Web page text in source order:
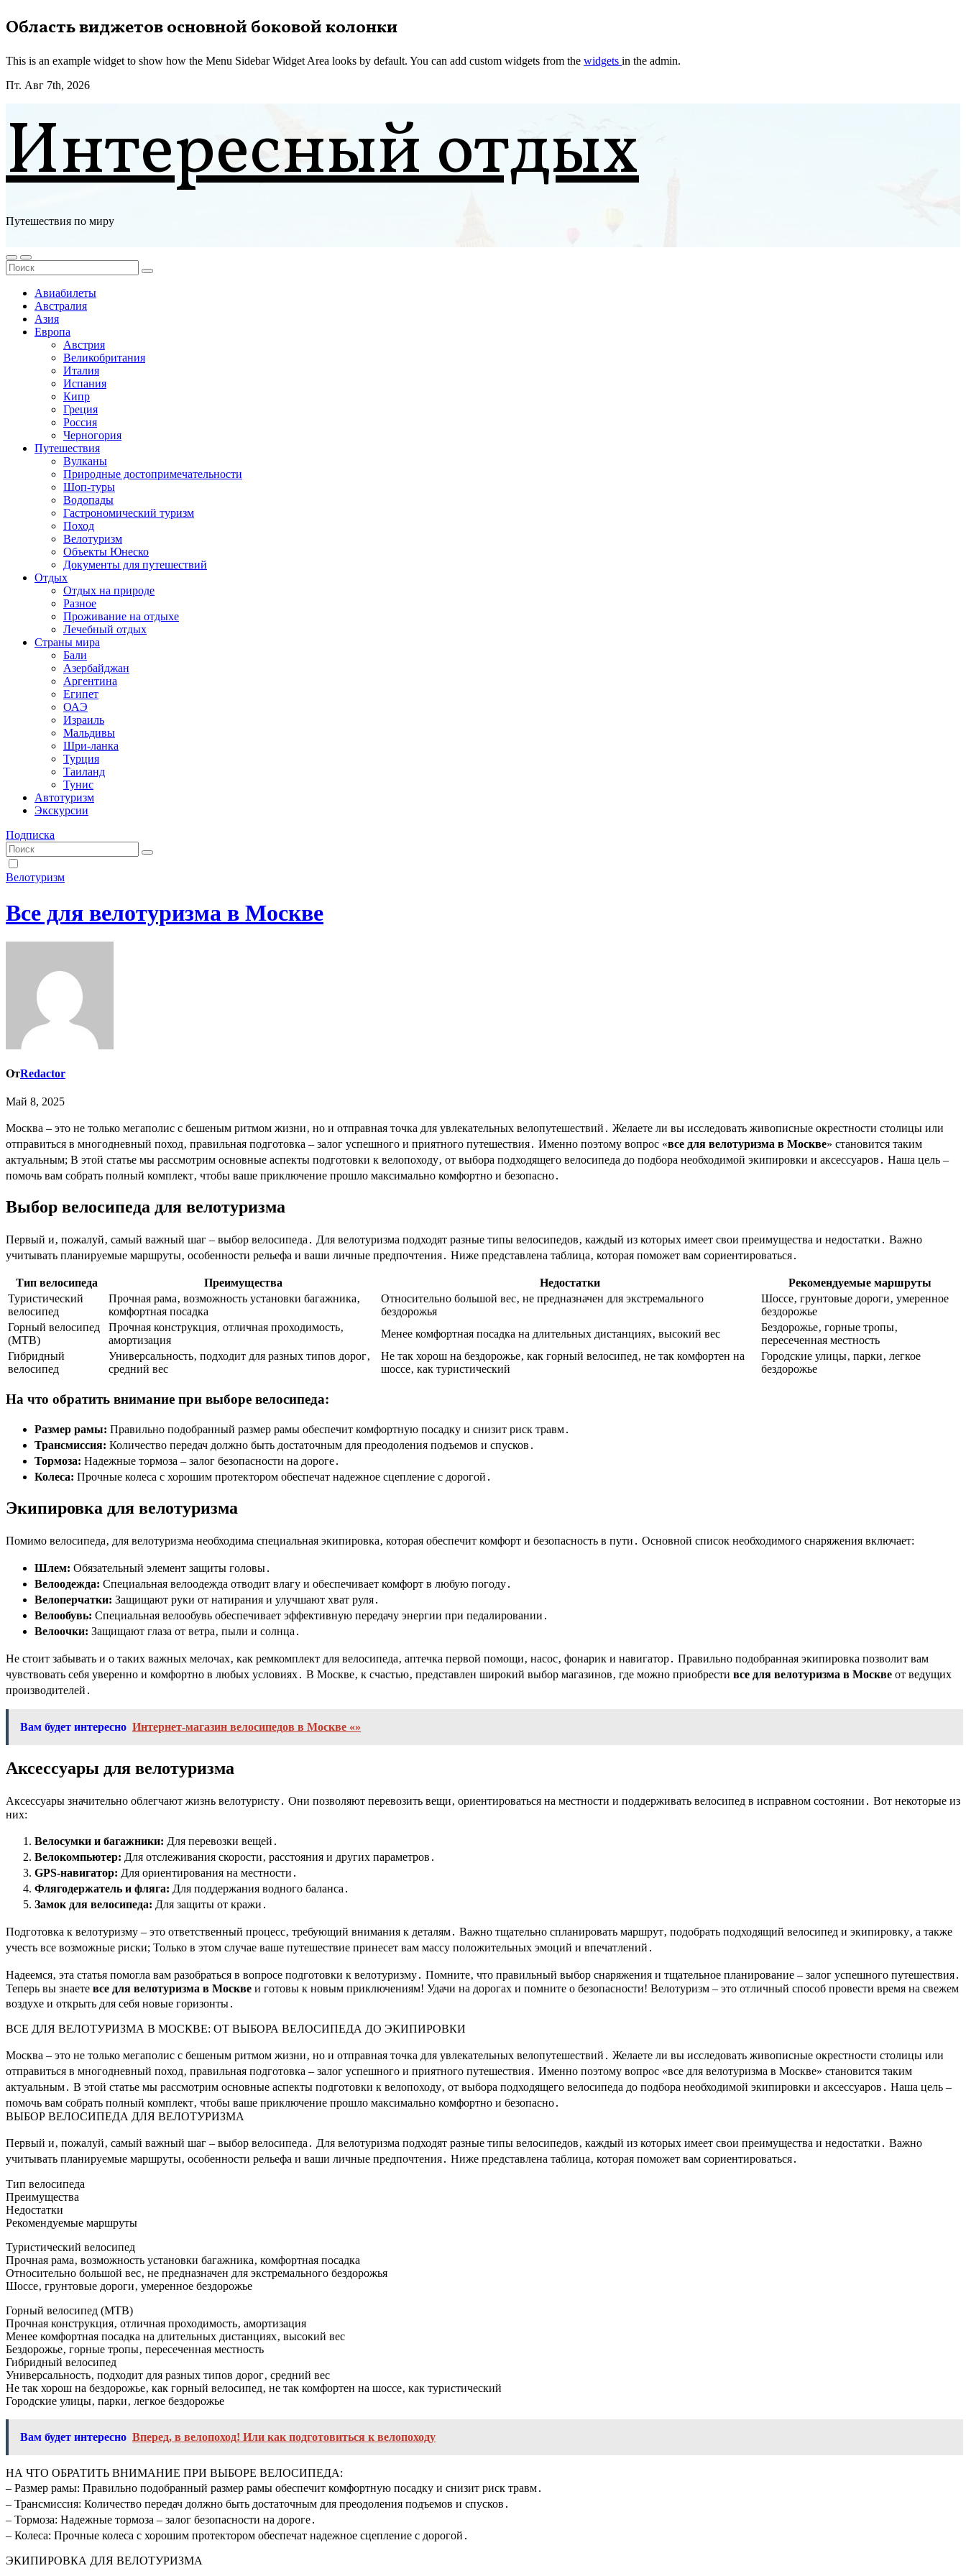
Перейти
к
Область виджетов основной боковой колонки
This is an example widget to show how the Menu Sidebar Widget Area looks by default. You can add custom widgets from the widgets in the admin.
Пт. Авг 7th, 2026
Интересный отдых
Путешествия по миру
Авиабилеты
Австралия
Азия
Европа
Австрия
Великобритания
Италия
Испания
Кипр
Греция
Россия
Черногория
Путешествия
Вулканы
Природные достопримечательности
Шоп-туры
Водопады
Гастрономический туризм
Поход
Велотуризм
Объекты Юнеско
Документы для путешествий
Отдых
Отдых на природе
Разное
Проживание на отдыхе
Лечебный отдых
Страны мира
Бали
Азербайджан
Аргентина
Египет
ОАЭ
Израиль
Мальдивы
Шри-ланка
Турция
Таиланд
Тунис
Автотуризм
Экскурсии
Подписка
Велотуризм
Все для велотуризма в Москве
ОтRedactor
Май 8, 2025
Москва – это не только мегаполис с бешеным ритмом жизни‚ но и отправная точка для увлекательных велопутешествий․ Желаете ли вы исследовать живописные окрестности столицы или
отправиться в многодневный поход‚ правильная подготовка – залог успешного и приятного путешествия․ Именно поэтому вопрос «все для велотуризма в Москве» становится таким
актуальным; В этой статье мы рассмотрим основные аспекты подготовки к велопоходу‚ от выбора подходящего велосипеда до подбора необходимой экипировки и аксессуаров․ Наша цель –
помочь вам собрать полный комплект‚ чтобы ваше приключение прошло максимально комфортно и безопасно․
Выбор велосипеда для велотуризма
Первый и‚ пожалуй‚ самый важный шаг – выбор велосипеда․ Для велотуризма подходят разные типы велосипедов‚ каждый из которых имеет свои преимущества и недостатки․ Важно
учитывать планируемые маршруты‚ особенности рельефа и ваши личные предпочтения․ Ниже представлена таблица‚ которая поможет вам сориентироваться․
Тип велосипеда Преимущества Недостатки
Рекомендуемые маршруты
Туристический
велосипед
Прочная рама‚ возможность установки багажника‚
комфортная посадка
Относительно большой вес‚ не предназначен для экстремального
бездорожья
Шоссе‚ грунтовые дороги‚ умеренное
бездорожье
Горный велосипед
(MTB)
Прочная конструкция‚ отличная проходимость‚
амортизация
Менее комфортная посадка на длительных дистанциях‚ высокий вес
Бездорожье‚ горные тропы‚
пересеченная местность
Гибридный
велосипед
Универсальность‚ подходит для разных типов дорог‚
средний вес
Не так хорош на бездорожье‚ как горный велосипед‚ не так комфортен на
шоссе‚ как туристический
Городские улицы‚ парки‚ легкое
бездорожье
На что обратить внимание при выборе велосипеда:
Размер рамы: Правильно подобранный размер рамы обеспечит комфортную посадку и снизит риск травм․
Трансмиссия: Количество передач должно быть достаточным для преодоления подъемов и спусков․
Тормоза: Надежные тормоза – залог безопасности на дороге․
Колеса: Прочные колеса с хорошим протектором обеспечат надежное сцепление с дорогой․
Экипировка для велотуризма
Помимо велосипеда‚ для велотуризма необходима специальная экипировка‚ которая обеспечит комфорт и безопасность в пути․ Основной список необходимого снаряжения включает:
Шлем: Обязательный элемент защиты головы․
Велоодежда: Специальная велоодежда отводит влагу и обеспечивает комфорт в любую погоду․
Велоперчатки: Защищают руки от натирания и улучшают хват руля․
Велообувь: Специальная велообувь обеспечивает эффективную передачу энергии при педалировании․
Велоочки: Защищают глаза от ветра‚ пыли и солнца․
Не стоит забывать и о таких важных мелочах‚ как ремкомплект для велосипеда‚ аптечка первой помощи‚ насос‚ фонарик и навигатор․ Правильно подобранная экипировка позволит вам
чувствовать себя уверенно и комфортно в любых условиях․ В Москве‚ к счастью‚ представлен широкий выбор магазинов‚ где можно приобрести все для велотуризма в Москве от ведущих
производителей․
Вам будет интересно Интернет-магазин велосипедов в Москве «»
Аксессуары для велотуризма
Аксессуары значительно облегчают жизнь велотуристу․ Они позволяют перевозить вещи‚ ориентироваться на местности и поддерживать велосипед в исправном состоянии․ Вот некоторые из
них:
Велосумки и багажники: Для перевозки вещей․
Велокомпьютер: Для отслеживания скорости‚ расстояния и других параметров․
GPS-навигатор: Для ориентирования на местности․
Флягодержатель и фляга: Для поддержания водного баланса․
Замок для велосипеда: Для защиты от кражи․
Подготовка к велотуризму – это ответственный процесс‚ требующий внимания к деталям․ Важно тщательно спланировать маршрут‚ подобрать подходящий велосипед и экипировку‚ а также
учесть все возможные риски; Только в этом случае ваше путешествие принесет вам массу положительных эмоций и впечатлений․
Надеемся‚ эта статья помогла вам разобраться в вопросе подготовки к велотуризму․ Помните‚ что правильный выбор снаряжения и тщательное планирование – залог успешного путешествия․
Теперь вы знаете все для велотуризма в Москве и готовы к новым приключениям! Удачи на дорогах и помните о безопасности! Велотуризм – это отличный способ провести время на свежем
воздухе и открыть для себя новые горизонты․
ВСЕ ДЛЯ ВЕЛОТУРИЗМА В МОСКВЕ: ОТ ВЫБОРА ВЕЛОСИПЕДА ДО ЭКИПИРОВКИ
Москва – это не только мегаполис с бешеным ритмом жизни‚ но и отправная точка для увлекательных велопутешествий․ Желаете ли вы исследовать живописные окрестности столицы или
отправиться в многодневный поход‚ правильная подготовка – залог успешного и приятного путешествия․ Именно поэтому вопрос «все для велотуризма в Москве» становится таким
актуальным․ В этой статье мы рассмотрим основные аспекты подготовки к велопоходу‚ от выбора подходящего велосипеда до подбора необходимой экипировки и аксессуаров․ Наша цель –
помочь вам собрать полный комплект‚ чтобы ваше приключение прошло максимально комфортно и безопасно․
ВЫБОР ВЕЛОСИПЕДА ДЛЯ ВЕЛОТУРИЗМА
Первый и‚ пожалуй‚ самый важный шаг – выбор велосипеда․ Для велотуризма подходят разные типы велосипедов‚ каждый из которых имеет свои преимущества и недостатки․ Важно
учитывать планируемые маршруты‚ особенности рельефа и ваши личные предпочтения․ Ниже представлена таблица‚ которая поможет вам сориентироваться․
Тип велосипеда
Преимущества
Недостатки
Рекомендуемые маршруты
Туристический велосипед
Прочная рама‚ возможность установки багажника‚ комфортная посадка
Относительно большой вес‚ не предназначен для экстремального бездорожья
Шоссе‚ грунтовые дороги‚ умеренное бездорожье
Горный велосипед (MTB)
Прочная конструкция‚ отличная проходимость‚ амортизация
Менее комфортная посадка на длительных дистанциях‚ высокий вес
Бездорожье‚ горные тропы‚ пересеченная местность
Гибридный велосипед
Универсальность‚ подходит для разных типов дорог‚ средний вес
Не так хорош на бездорожье‚ как горный велосипед‚ не так комфортен на шоссе‚ как туристический
Городские улицы‚ парки‚ легкое бездорожье
Вам будет интересно Вперед, в велопоход! Или как подготовиться к велопоходу
НА ЧТО ОБРАТИТЬ ВНИМАНИЕ ПРИ ВЫБОРЕ ВЕЛОСИПЕДА:
– Размер рамы: Правильно подобранный размер рамы обеспечит комфортную посадку и снизит риск травм․
– Трансмиссия: Количество передач должно быть достаточным для преодоления подъемов и спусков․
– Тормоза: Надежные тормоза – залог безопасности на дороге․
– Колеса: Прочные колеса с хорошим протектором обеспечат надежное сцепление с дорогой․
ЭКИПИРОВКА ДЛЯ ВЕЛОТУРИЗМА